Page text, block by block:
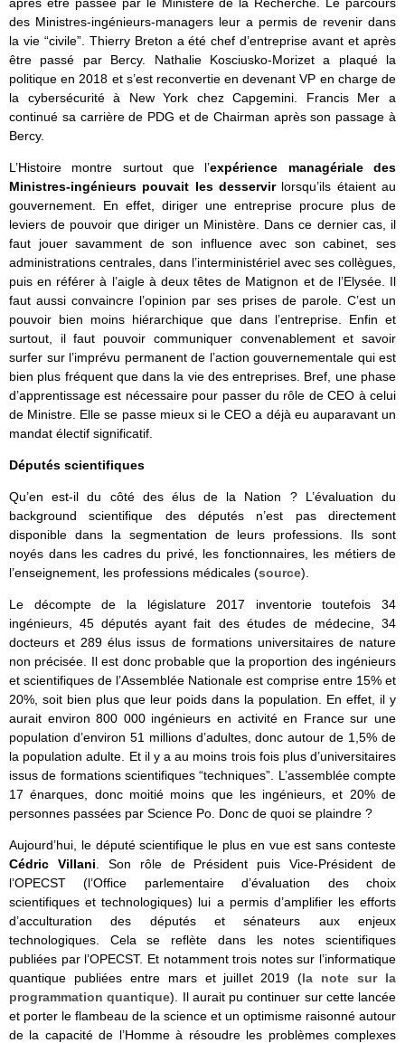
des Ministres-ingénieurs-managers leur a permis de revenir dans
la vie “civile”. Thierry Breton a été chef d’entreprise avant et après
être passé par Bercy. Nathalie Kosciusko-Morizet a plaqué la
politique en 2018 et s’est reconvertie en devenant VP en charge de
la cybersécurité à New York chez Capgemini. Francis Mer a
continué sa carrière de PDG et de Chairman après son passage à
Bercy.
L’Histoire montre surtout que l’expérience managériale des
Ministres-ingénieurs pouvait les desservir lorsqu’ils étaient au
gouvernement. En effet, diriger une entreprise procure plus de
leviers de pouvoir que diriger un Ministère. Dans ce dernier cas, il
faut jouer savamment de son influence avec son cabinet, ses
administrations centrales, dans l’interministériel avec ses collègues,
puis en référer à l’aigle à deux têtes de Matignon et de l’Elysée. Il
faut aussi convaincre l’opinion par ses prises de parole. C’est un
pouvoir bien moins hiérarchique que dans l’entreprise. Enfin et
surtout, il faut pouvoir communiquer convenablement et savoir
surfer sur l’imprévu permanent de l’action gouvernementale qui est
bien plus fréquent que dans la vie des entreprises. Bref, une phase
d’apprentissage est nécessaire pour passer du rôle de CEO à celui
de Ministre. Elle se passe mieux si le CEO a déjà eu auparavant un
mandat électif significatif.
Députés scientifiques
Qu’en est-il du côté des élus de la Nation ? L’évaluation du
background scientifique des députés n’est pas directement
disponible dans la segmentation de leurs professions. Ils sont
noyés dans les cadres du privé, les fonctionnaires, les métiers de
l’enseignement, les professions médicales (source).
Le décompte de la législature 2017 inventorie toutefois 34
ingénieurs, 45 députés ayant fait des études de médecine, 34
docteurs et 289 élus issus de formations universitaires de nature
non précisée. Il est donc probable que la proportion des ingénieurs
et scientifiques de l’Assemblée Nationale est comprise entre 15% et
20%, soit bien plus que leur poids dans la population. En effet, il y
aurait environ 800 000 ingénieurs en activité en France sur une
population d’environ 51 millions d’adultes, donc autour de 1,5% de
la population adulte. Et il y a au moins trois fois plus d’universitaires
issus de formations scientifiques “techniques”. L’assemblée compte
17 énarques, donc moitié moins que les ingénieurs, et 20% de
personnes passées par Science Po. Donc de quoi se plaindre ?
Aujourd’hui, le député scientifique le plus en vue est sans conteste
Cédric Villani . Son rôle de Président puis Vice-Président de
l’OPECST (l’Office parlementaire d’évaluation des choix
scientifiques et technologiques) lui a permis d’amplifier les efforts
d’acculturation des députés et sénateurs aux enjeux
technologiques. Cela se reflète dans les notes scientifiques
publiées par l’OPECST. Et notamment trois notes sur l’informatique
quantique publiées entre mars et juillet 2019 (la note sur la
programmation quantique). Il aurait pu continuer sur cette lancée
et porter le flambeau de la science et un optimisme raisonné autour
de la capacité de l’Homme à résoudre les problèmes complexes